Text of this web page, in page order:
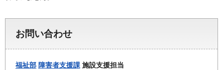
お問い合わせ
福祉部 障害者支援課 施設支援担当